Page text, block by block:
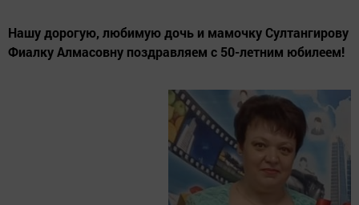
Нашу дорогую, любимую дочь и мамочку Султангирову
Фиалку Алмасовну поздравляем с 50-летним юбилеем!